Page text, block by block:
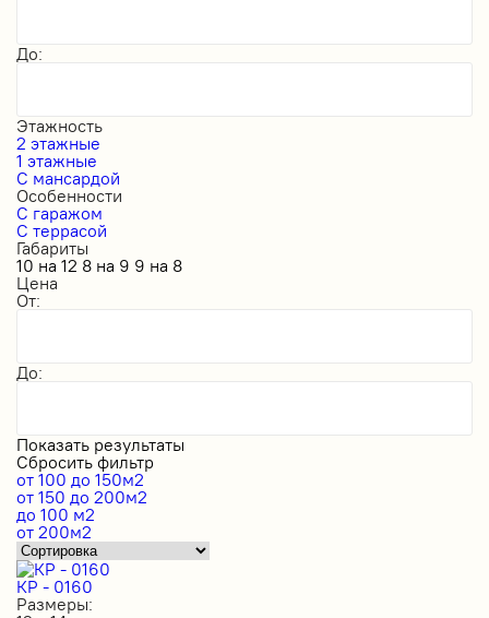
До:
Этажность
2 этажные
1 этажные
С мансардой
Особенности
С гаражом
С террасой
Габариты
10 на 12 8 на 9 9 на 8
Цена
От:
До:
Показать результаты
Сбросить фильтр
от 100 до 150м2
от 150 до 200м2
до 100 м2
от 200м2
КР - 0160
Размеры: